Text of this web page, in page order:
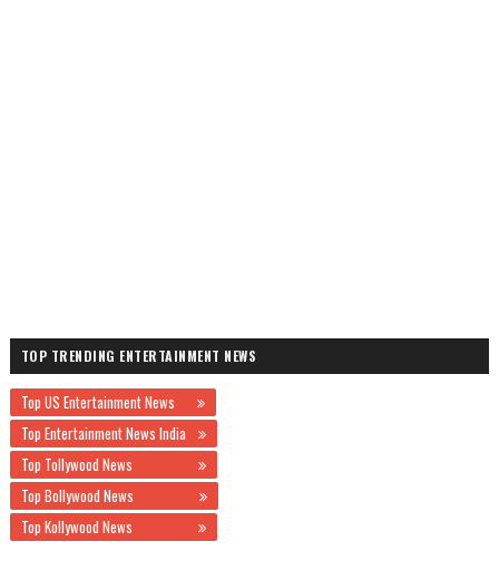
TOP TRENDING ENTERTAINMENT NEWS
Top US Entertainment News
Top Entertainment News India
Top Tollywood News
Top Bollywood News
Top Kollywood News